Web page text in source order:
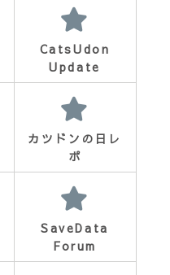
CatsUdon
Update
カツドンの日レ
ポ
SaveData
Forum